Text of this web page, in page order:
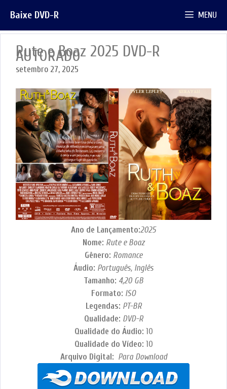
para
o
conteúdo
Baixe DVD-R MENU
Rute e Boaz 2025 DVD-R
AUTORADO
setembro 27, 2025
Ano de Lançamento:2025
Nome: Rute e Boaz
Gênero: Romance
Áudio: Português, Inglês
Tamanho: 4,20 GB
Formato: ISO
Legendas: PT-BR
Qualidade: DVD-R
Qualidade do Áudio: 10
Qualidade do Vídeo: 10
Arquivo Digital: Para Download